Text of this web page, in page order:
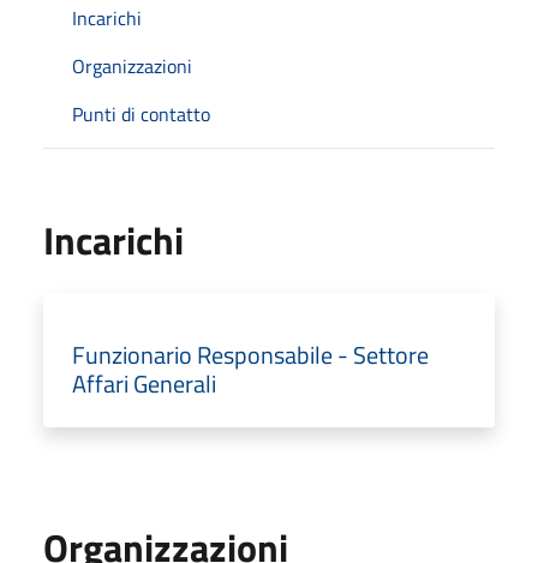
Incarichi
Organizzazioni
Punti di contatto
Incarichi
Funzionario Responsabile - Settore
Affari Generali
Organizzazioni